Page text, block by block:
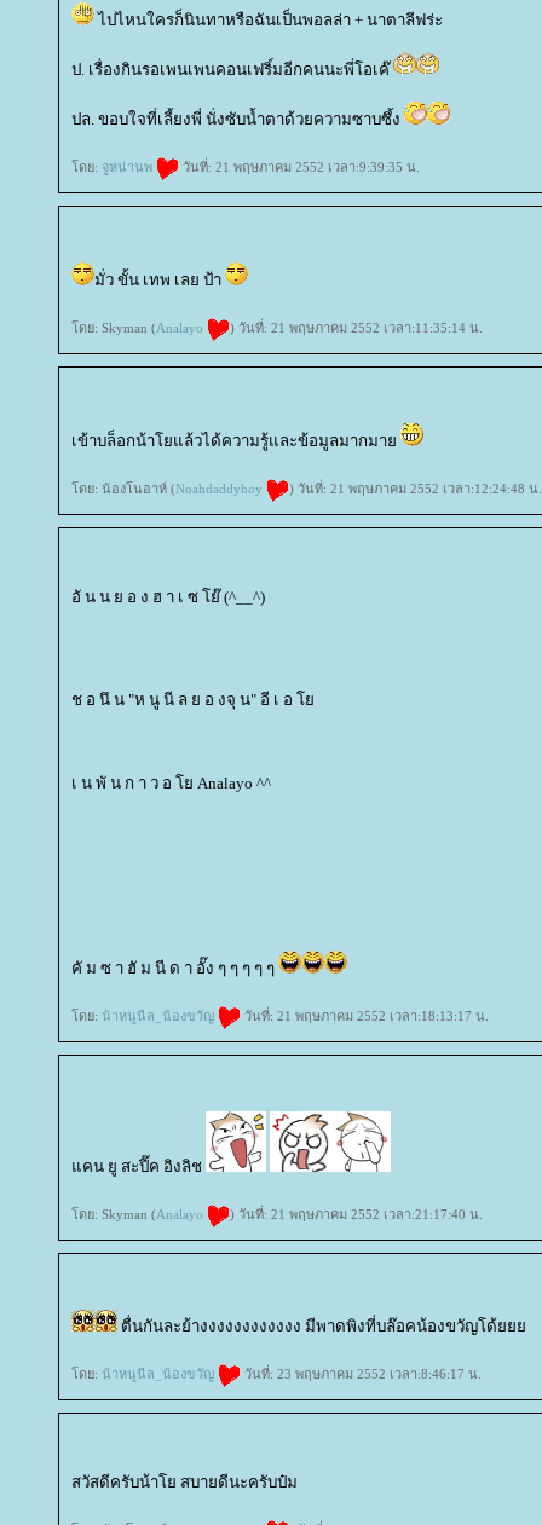
ไปไหนใครก็นินทาหรือฉันเป็นพอลล่า + นาตาลีฟร่ะ
ป. เรื่องกินรอเพนเพนคอนเฟริ์มอีกคนนะพี่โอเค๊
ปล. ขอบใจที่เลี้ยงพี่ นั่งซับน้ำตาด้วยความซาบซึ้ง
ดย: จูหน่านพ วันที่: 21 พฤษภาคม 2552 เวลา:9:39:35 น.
มั่ว ขั้น เทพ เลย ป้า
ดย: Skyman (Analayo ) วันที่: 21 พฤษภาคม 2552 เวลา:11:35:14 น.
เข้าบล็อกน้าโยแล้วได้ความรู้และข้อมูลมากมา
ดย: น้องโนอาห์ (Noahdaddyboy ) วันที่: 21 พฤษภาคม 2552 เวลา:12:24:48 น.
อั น น ย อ ง ฮ า เ ซ โย๊ (^__^)
ช อ นึ น "ห นู นี ล ย อ งจุ น" อี เ อ
เ น พั น ก า ว อ โย Analayo ^^
คั ม ซ า ฮั ม นี ด า อั๊ง ๆ ๆ ๆ ๆ ๆ
ดย: น้าหนูนีล_น้องขวัญ วันที่: 21 พฤษภาคม 2552 เวลา:18:13:17 น.
คน ยู สะปี๊ค อิงลิช
ดย: Skyman (Analayo ) วันที่: 21 พฤษภาคม 2552 เวลา:21:17:40 น.
ตื่นกันละย้างงงงงงงงงงงง มีพาดพิงที่บล๊อคน้องขวัญโด้
ดย: น้าหนูนีล_น้องขวัญ วันที่: 23 พฤษภาคม 2552 เวลา:8:46:17 น.
สวัสดีครับน้าโย สบายดีนะครับป๋ม